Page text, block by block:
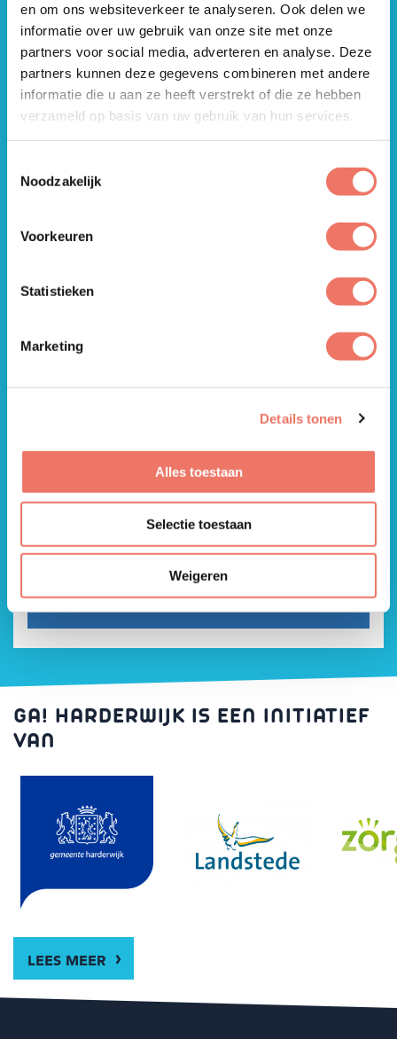
en om ons websiteverkeer te analyseren. Ook delen we
informatie over uw gebruik van onze site met onze
partners voor social media, adverteren en analyse. Deze
partners kunnen deze gegevens combineren met andere
informatie die u aan ze heeft verstrekt of die ze hebben
verzameld op basis van uw gebruik van hun services.
Noodzakelijk
Voorkeuren
Statistieken
Marketing
Details tonen
Alles toestaan
Selectie toestaan
Weigeren
WE DOEN HET SAMEN
Die resultaten worden niet alleen behaald door onze
coaches, maar ook door de samenwerking met
scholen, verenigingen, maatschappelijke partners en
de gemeente. Juist die samenwerking maakt het
LEES ONS JAARVERSLAG 2025
verzameling mooie voorbeelden, inspirerende
GA! HARDERWIJK IS EEN INITIATIEF
VAN
LEES MEER